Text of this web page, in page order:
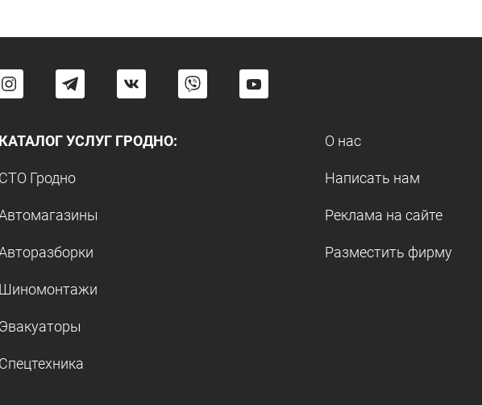
КАТАЛОГ УСЛУГ ГРОДНО:
СТО Гродно
Шиномонтажи
Эвакуаторы
Спецтехника
О нас
Написать нам
Реклама на сайте
Разместить фирму